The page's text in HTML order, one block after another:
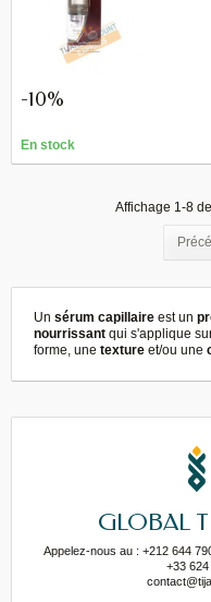
-10%
En stock
Affichage 1-8
Un sérum capillaire est un
nourrissant qui s'applique
forme, une texture et/ou une
GLOBAL
Appelez-nous au : +212 644
+33